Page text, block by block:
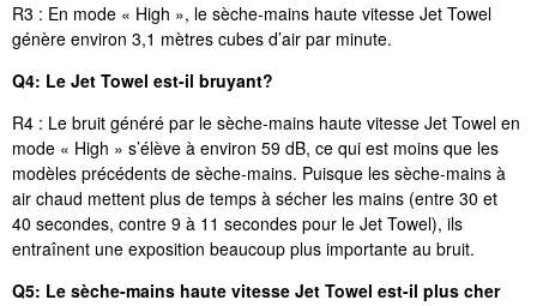
R3 : En mode « High », le sèche-mains haute vitesse Jet Towel
génère environ 3,1 mètres cubes d’air par minute.
Q4: Le Jet Towel est-il bruyant?
R4 : Le bruit généré par le sèche-mains haute vitesse Jet Towel en
mode « High » s’élève à environ 59 dB, ce qui est moins que les
modèles précédents de sèche-mains. Puisque les sèche-mains à
air chaud mettent plus de temps à sécher les mains (entre 30 et
40 secondes, contre 9 à 11 secondes pour le Jet Towel), ils
entraînent une exposition beaucoup plus importante au bruit.
Q5: Le sèche-mains haute vitesse Jet Towel est-il plus cher